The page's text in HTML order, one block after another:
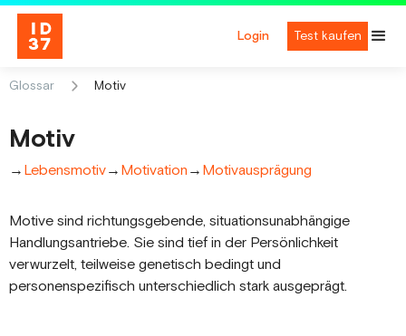
Login Test kaufen
Glossar Motiv
Motiv
→ Lebensmotiv→ Motivation → Motivausprägung
Motive sind richtungsgebende, situationsunabhängige
Handlungsantriebe. Sie sind tief in der Persönlichkeit
verwurzelt, teilweise genetisch bedingt und
personenspezifisch unterschiedlich stark ausgeprägt.